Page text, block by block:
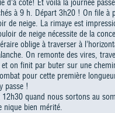
d’à côté! Et voilà la journée
à 9 h. Départ 3h20 ! On file à
de neige. La rimaye est
de neige nécessite de la
oblige à traverser à
On remonte des vires,
et on finit par buter sur une
pour cette première
passe !
12h30 quand nous sortons au
nique bien mérité.